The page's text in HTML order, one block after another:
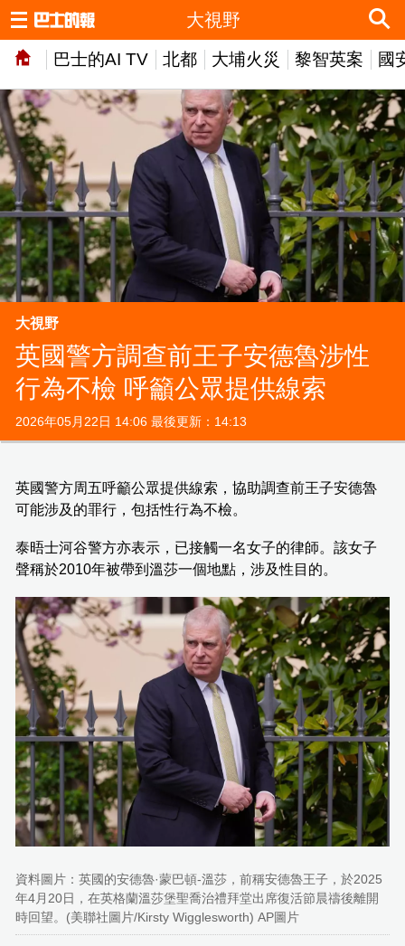
巴士的AI TV 北都 大埔火災 黎智英案 國
大視野
大視野
英國警方調查前王子安德魯涉性
行為不檢 呼籲公眾提供線索
2026年05月22日 14:06 最後更新：14:13
英國警方周五呼籲公眾提供線索，協助調查前王子安德魯
可能涉及的罪行，包括性行為不檢。
泰晤士河谷警方亦表示，已接觸一名女子的律師。該女子
聲稱於2010年被帶到溫莎一個地點，涉及性目的。
資料圖片：英國的安德魯·蒙巴頓-溫莎，前稱安德魯王子，於2025
年4月20日，在英格蘭溫莎堡聖喬治禮拜堂出席復活節晨禱後離開
時回望。(美聯社圖片/Kirsty Wigglesworth) AP圖片